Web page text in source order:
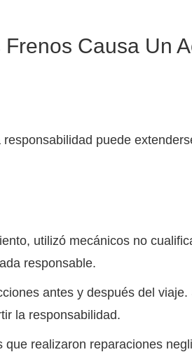
Causa Un
puede
utilizó mecánicos no
responsable.
antes y después del viaje.
la responsabilidad.
realizaron reparaciones